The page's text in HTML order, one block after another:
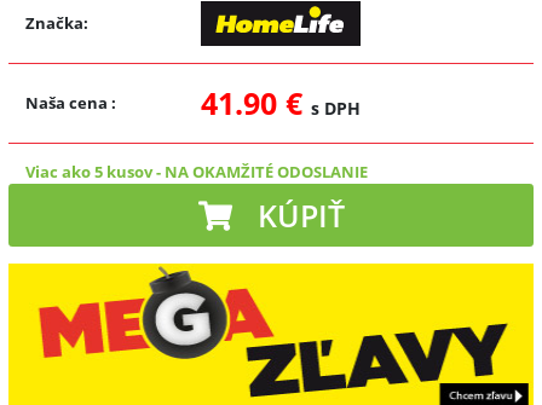
Značka:
Naša cena : 41.90 € s DPH
Viac ako 5 kusov- NA OKAMŽITÉ ODOSLANIE
KÚPIŤ